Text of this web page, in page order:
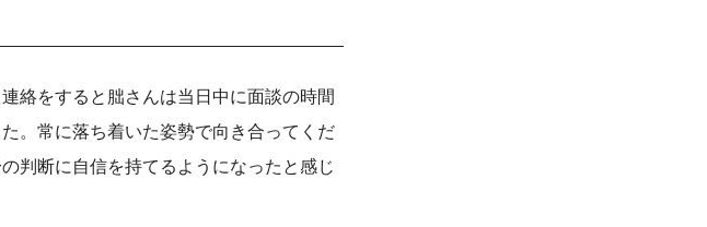
絡をすると朏さんは当日中に面談の時間
。常に落ち着いた姿勢で向き合ってくだ
判断に自信を持てるようになったと感じ